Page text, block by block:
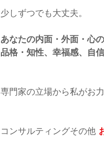
少しずつでも大丈夫。
あなたの内面・外面・心
品格・知性、幸福感、自
専門家の立場から私がお
コンサルティングその他